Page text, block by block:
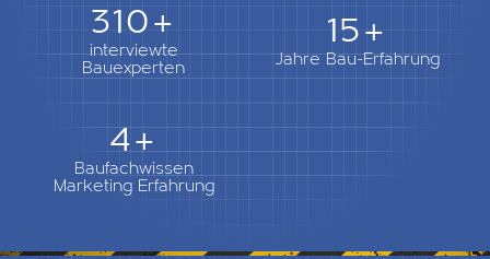
362+
interviewte
Bauexperten
18+
Jahre Bau-Erfahrung
5+
Baufachwissen
Marketing Erfahrung